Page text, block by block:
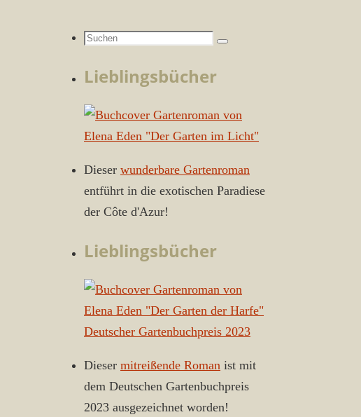
Suchen
Suchen
Lieblingsbücher
Dieser wunderbare Gartenroman
entführt in die exotischen Paradiese
der Côte d'Azur!
Lieblingsbücher
Dieser mitreißende Roman ist mit
dem Deutschen Gartenbuchpreis
2023 ausgezeichnet worden!